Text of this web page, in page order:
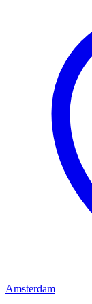
Amsterdam